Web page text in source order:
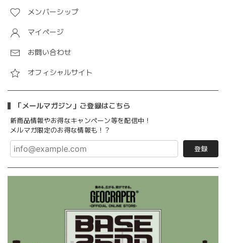
メンバーシップ
マイページ
お問い合わせ
オフィシャルサイト
「メールマガジン」ご登録はこちら
新商品情報やお得なキャンペーン等を配信中！
メルマガ限定のお得な情報も！？
登録